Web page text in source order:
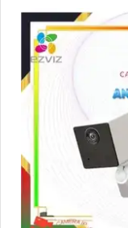
còn tích hợp tính
bằng còi và đèn
nhà xưởng công